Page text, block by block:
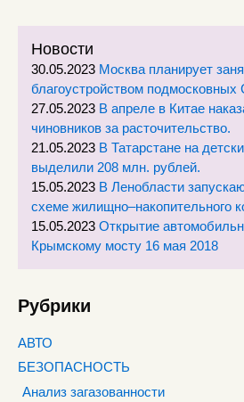
Новости
30.05.2023 Москва планирует
благоустройством подмосковных
27.05.2023 В апреле в Китае
чиновников за расточительство.
21.05.2023 В Татарстане на
выделили 208 млн. рублей.
15.05.2023 В Ленобласти
схеме жилищно–накопительного
15.05.2023 Открытие
Крымскому мосту 16 мая 2018
Рубрики
АВТО
БЕЗОПАСНОСТЬ
Анализ загазованности